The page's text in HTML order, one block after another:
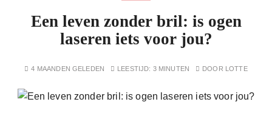
Een leven zonder bril: is ogen
laseren iets voor jou?
4 MAANDEN GELEDEN LEESTIJD: 3 MINUTEN DOOR LOTTE